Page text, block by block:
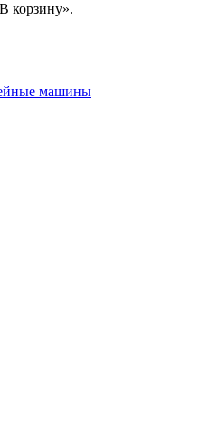
корзину».
машины